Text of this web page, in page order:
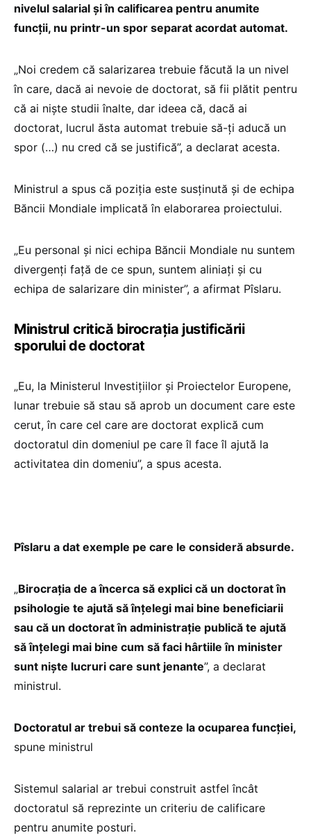
nivelul salarial și în calificarea pentru anumite
funcții, nu printr-un spor separat acordat automat.
„Noi credem că salarizarea trebuie făcută la un nivel
în care, dacă ai nevoie de doctorat, să fii plătit pentru
că ai niște studii înalte, dar ideea că, dacă ai
doctorat, lucrul ăsta automat trebuie să-ți aducă un
spor (…) nu cred că se justifică”, a declarat acesta.
Ministrul a spus că poziția este susținută și de echipa
Băncii Mondiale implicată în elaborarea proiectului.
„Eu personal și nici echipa Băncii Mondiale nu suntem
divergenți față de ce spun, suntem aliniați și cu
echipa de salarizare din minister”, a afirmat Pîslaru.
Ministrul critică birocrația justificării
sporului de doctorat
„Eu, la Ministerul Investițiilor și Proiectelor Europene,
lunar trebuie să stau să aprob un document care este
cerut, în care cel care are doctorat explică cum
doctoratul din domeniul pe care îl face îl ajută la
activitatea din domeniu”, a spus acesta.
Pîslaru a dat exemple pe care le consideră absurde.
„Birocrația de a încerca să explici că un doctorat în
psihologie te ajută să înțelegi mai bine beneficiarii
sau că un doctorat în administrație publică te ajută
să înțelegi mai bine cum să faci hârtiile în minister
sunt niște lucruri care sunt jenante”, a declarat
ministrul.
Doctoratul ar trebui să conteze la ocuparea funcției,
spune ministrul
Sistemul salarial ar trebui construit astfel încât
doctoratul să reprezinte un criteriu de calificare
pentru anumite posturi.